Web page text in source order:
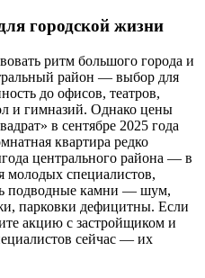
городской жизни
ритм большого города и
район — выбор для
до офисов, театров,
и гимназий. Однако цены
в сентябре 2025 года
квартира редко
центрального района — в
молодых специалистов,
подводные камни — шум,
парковки дефицитны. Если
акцию с застройщиком и
сейчас — их